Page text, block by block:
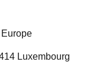
Luxembourg